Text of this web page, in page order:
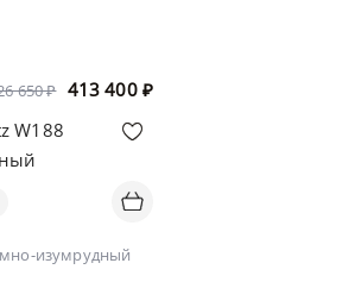
650 ₽ 413 400 ₽
W188
изумрудный